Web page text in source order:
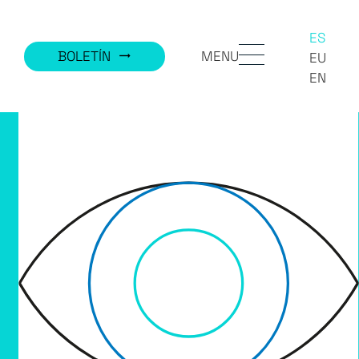
BOLETÍN trending_flat MENU
ES
EU
EN